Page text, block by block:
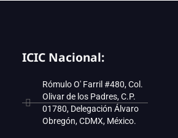
ICIC Nacional:
Rómulo O' Farril #480, Col.
Olivar de los Padres, C.P.
01780, Delegación Álvaro
Obregón, CDMX, México.